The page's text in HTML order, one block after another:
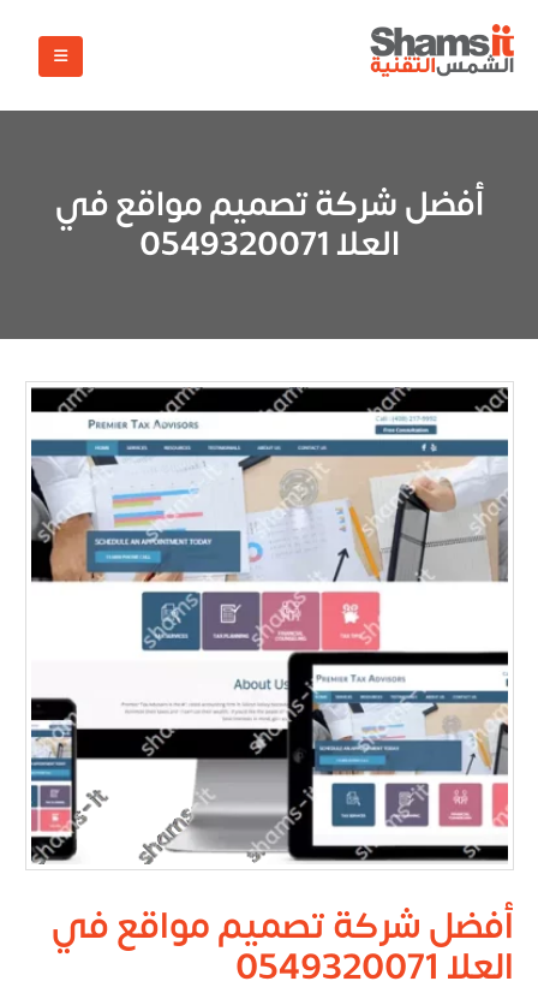
أفضل شركة تصميم مواقع في
العلا 0549320071
أفضل شركة تصميم مواقع في
العلا 0549320071